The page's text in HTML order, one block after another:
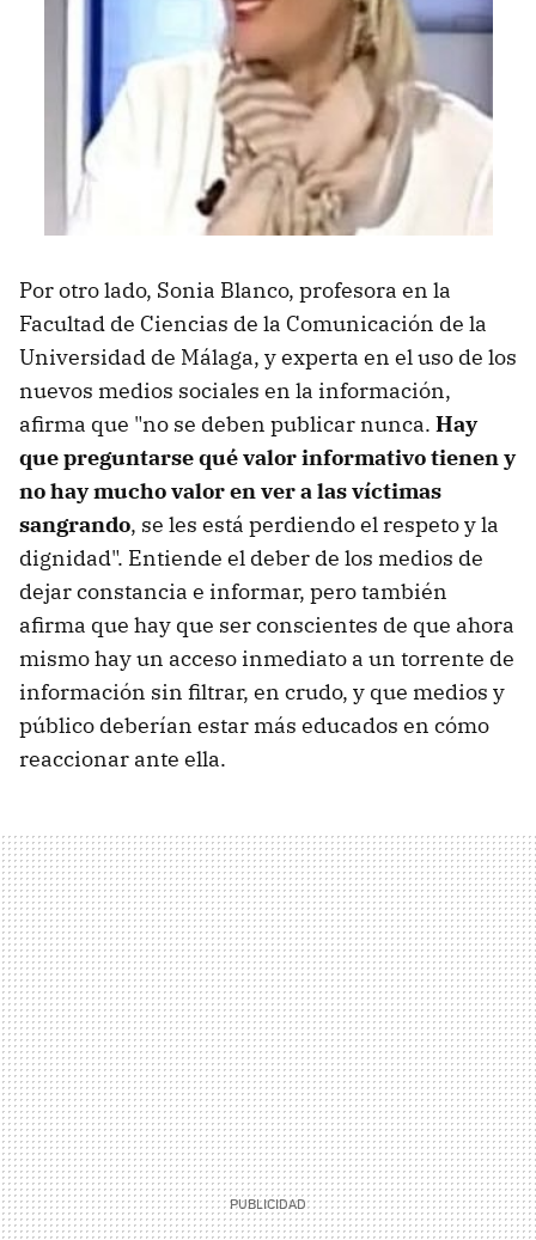
Por otro lado, Sonia Blanco, profesora en la
Facultad de Ciencias de la Comunicación de la
Universidad de Málaga, y experta en el uso de los
nuevos medios sociales en la información,
afirma que "no se deben publicar nunca. Hay
que preguntarse qué valor informativo tienen y
no hay mucho valor en ver a las víctimas
sangrando, se les está perdiendo el respeto y la
dignidad". Entiende el deber de los medios de
dejar constancia e informar, pero también
afirma que hay que ser conscientes de que ahora
mismo hay un acceso inmediato a un torrente de
información sin filtrar, en crudo, y que medios y
público deberían estar más educados en cómo
reaccionar ante ella.